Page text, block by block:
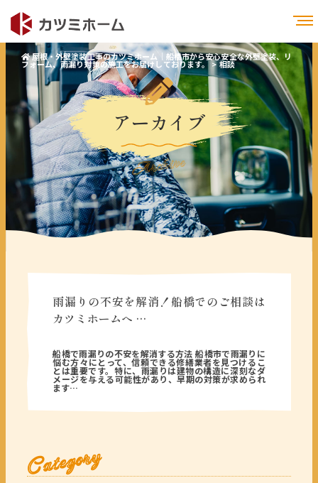
屋根・外壁塗装工事のカツミホーム｜船橋市から安心安全な外壁塗装、リ
フォーム、雨漏り対策の施工をお届けしております。>相談
アーカイブ
Archive
雨漏りの不安を解消！船橋でのご相談は
カツミホームへ …
船橋で雨漏りの不安を解消する方法 船橋市で雨漏りに
悩む方々にとって、信頼できる修繕業者を見つけるこ
とは重要です。特に、雨漏りは建物の構造に深刻なダ
メージを与える可能性があり、早期の対策が求められ
ます…
Category